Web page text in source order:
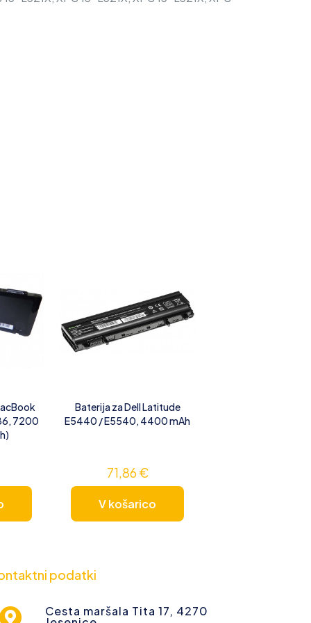
7200
Baterija za Dell Latitude
E5440 / E5540, 4400 mAh
71,86€
V košarico
podatki
Cesta maršala Tita 17, 4270